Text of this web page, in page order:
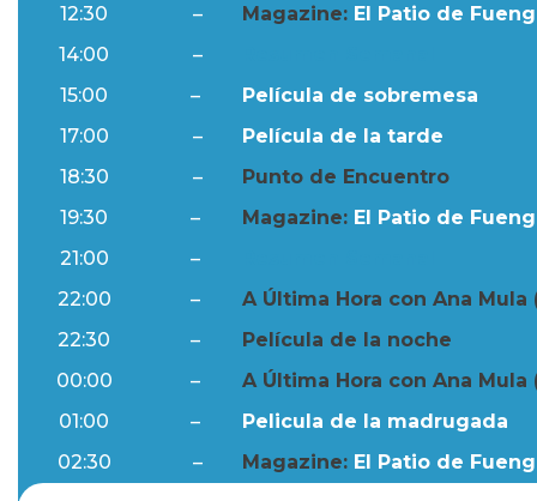
12:30
– Magazine: El Patio de
14:00
–
15:00
–
Película de sobremesa
17:00
–
Película de la tarde
18:30
–
Punto de Encuentro
19:30
– Magazine: El Patio de
21:00
–
22:00
–
A Última Hora con Ana Mula
22:30
–
Película de la noche
00:00
–
A Última Hora con Ana Mula
01:00
–
Pelicula de la madrugada
02:30
– Magazine: El Patio de